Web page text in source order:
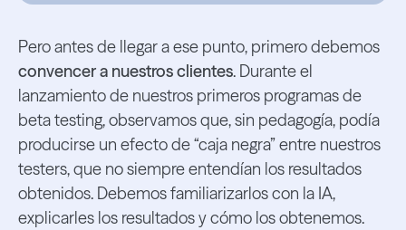
Pero antes de llegar a ese punto, primero debemos
convencer a nuestros clientes. Durante el
lanzamiento de nuestros primeros programas de
beta testing, observamos que, sin pedagogía, podía
producirse un efecto de “caja negra” entre nuestros
testers, que no siempre entendían los resultados
obtenidos. Debemos familiarizarlos con la IA,
explicarles los resultados y cómo los obtenemos.